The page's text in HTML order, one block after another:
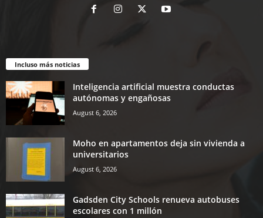
Incluso más noticias
Inteligencia artificial muestra conductas
autónomas y engañosas
August 6, 2026
Moho en apartamentos deja sin vivienda a
universitarios
August 6, 2026
Gadsden City Schools renueva autobuses
escolares con 1 millón